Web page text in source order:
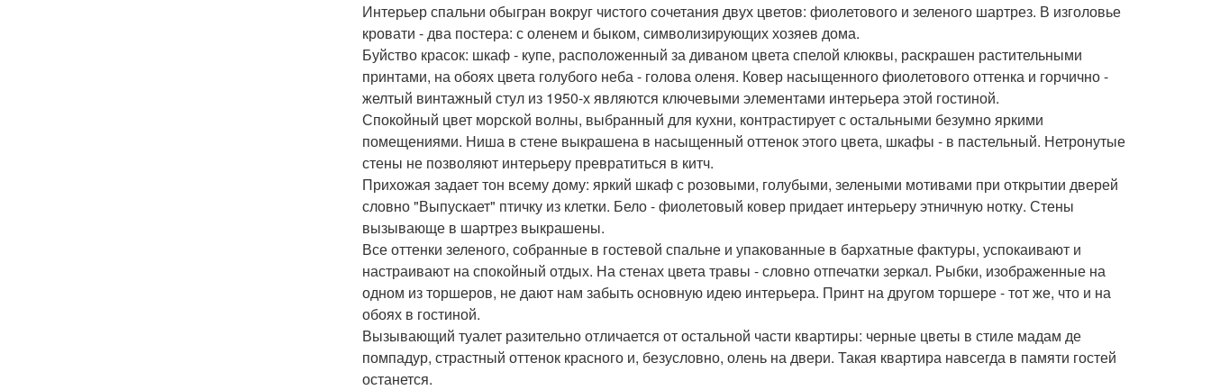
Интерьер спальни обыгран вокруг чистого сочетания двух цветов: фиолетового и зеленого шартрез. В изголовье
кровати - два постера: с оленем и быком, символизирующих хозяев дома.
Буйство красок: шкаф - купе, расположенный за диваном цвета спелой клюквы, раскрашен растительными
принтами, на обоях цвета голубого неба - голова оленя. Ковер насыщенного фиолетового оттенка и горчично -
желтый винтажный стул из 1950-х являются ключевыми элементами интерьера этой гостиной.
Спокойный цвет морской волны, выбранный для кухни, контрастирует с остальными безумно яркими
помещениями. Ниша в стене выкрашена в насыщенный оттенок этого цвета, шкафы - в пастельный. Нетронутые
стены не позволяют интерьеру превратиться в китч.
Прихожая задает тон всему дому: яркий шкаф с розовыми, голубыми, зелеными мотивами при открытии дверей
словно "Выпускает" птичку из клетки. Бело - фиолетовый ковер придает интерьеру этничную нотку. Стены
вызывающе в шартрез выкрашены.
Все оттенки зеленого, собранные в гостевой спальне и упакованные в бархатные фактуры, успокаивают и
настраивают на спокойный отдых. На стенах цвета травы - словно отпечатки зеркал. Рыбки, изображенные на
одном из торшеров, не дают нам забыть основную идею интерьера. Принт на другом торшере - тот же, что и на
обоях в гостиной.
Вызывающий туалет разительно отличается от остальной части квартиры: черные цветы в стиле мадам де
помпадур, страстный оттенок красного и, безусловно, олень на двери. Такая квартира навсегда в памяти гостей
останется.